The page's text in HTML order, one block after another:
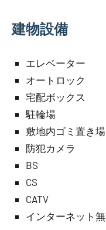
建物設備
エレベーター
オートロック
宅配ボックス
駐輪場
敷地内ゴミ置き場
防犯カメラ
BS
CS
CATV
インターネット